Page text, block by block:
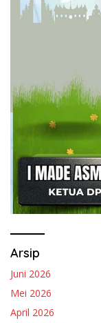
Arsip
Juni 2026
Mei 2026
April 2026